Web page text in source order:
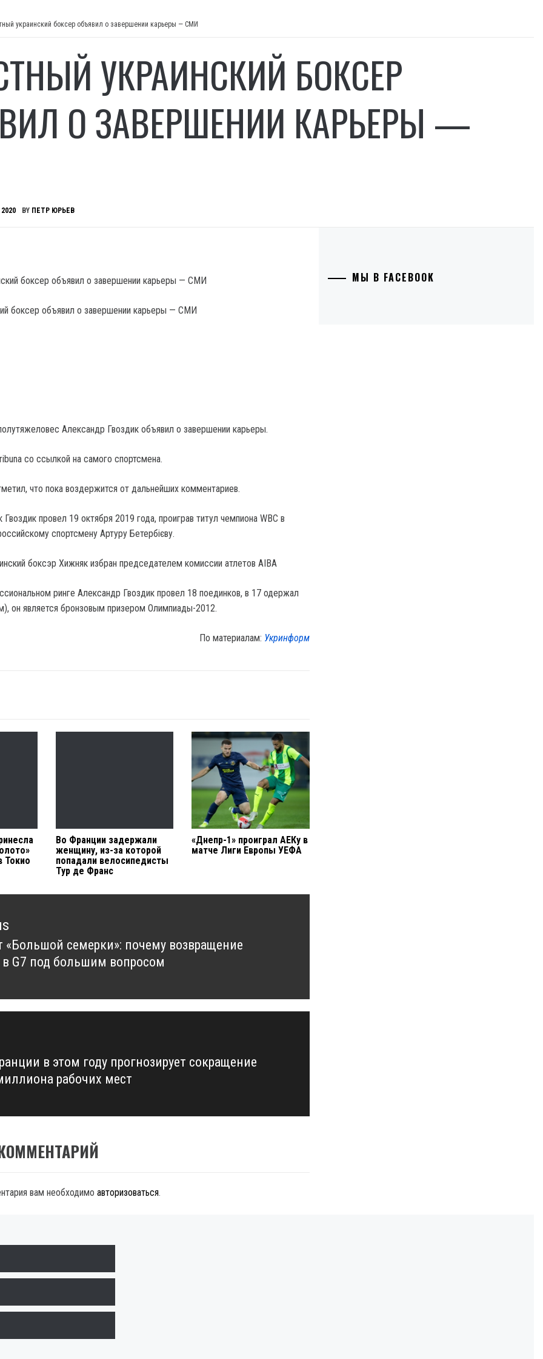
украинский боксер объявил о завершении карьеры — СМИ
УКРАИНСКИЙ БОКСЕР
О ЗАВЕРШЕНИИ КАРЬЕРЫ —
BY ПЕТР ЮРЬЕВ
боксер объявил о завершении карьеры — СМИ
Александр Гвоздик объявил о завершении карьеры.
со ссылкой на самого спортсмена.
что пока воздержится от дальнейших комментариев.
провел 19 октября 2019 года, проиграв титул чемпиона WBC в
спортсмену Артуру Бетербієву.
боксэр Хижняк избран председателем комиссии атлетов AIBA
ринге Александр Гвоздик провел 18 поединков, в 17 одержал
он является бронзовым призером Олимпиады-2012.
По материалам: Укринформ
Токио
Во Франции задержали
женщину, из-за которой
попадали велосипедисты
Тур де Франс
«Днепр-1» проиграл АЕКу в
матче Лиги Европы УЕФА
семерки»: почему возвращение
в G7 под большим вопросом
в этом году прогнозирует сокращение
рабочих мест
вам необходимо авторизоваться.
МЫ В FACEBOOK